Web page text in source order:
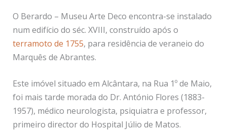
O Berardo – Museu Arte Deco encontra-se instalado
num edifício do séc. XVIII, construído após o
terramoto de 1755, para residência de veraneio do
Marquês de Abrantes.
Este imóvel situado em Alcântara, na Rua 1º de Maio,
foi mais tarde morada do Dr. António Flores (1883-
1957), médico neurologista, psiquiatra e professor,
primeiro director do Hospital Júlio de Matos.